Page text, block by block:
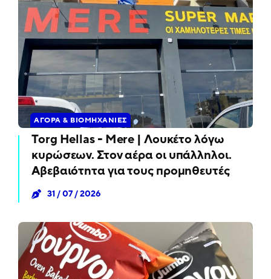
ΑΓΟΡΆ & ΒΙΟΜΗΧΑΝΊΕΣ
Torg Hellas - Mere | Λουκέτο λόγω
κυρώσεων. Στον αέρα οι υπάλληλοι.
Αβεβαιότητα για τους προμηθευτές
31 / 07 / 2026